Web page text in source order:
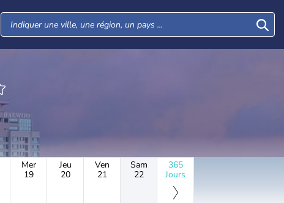
Mer
19
Jeu
20
Ven
21
Sam
22
365
Jours